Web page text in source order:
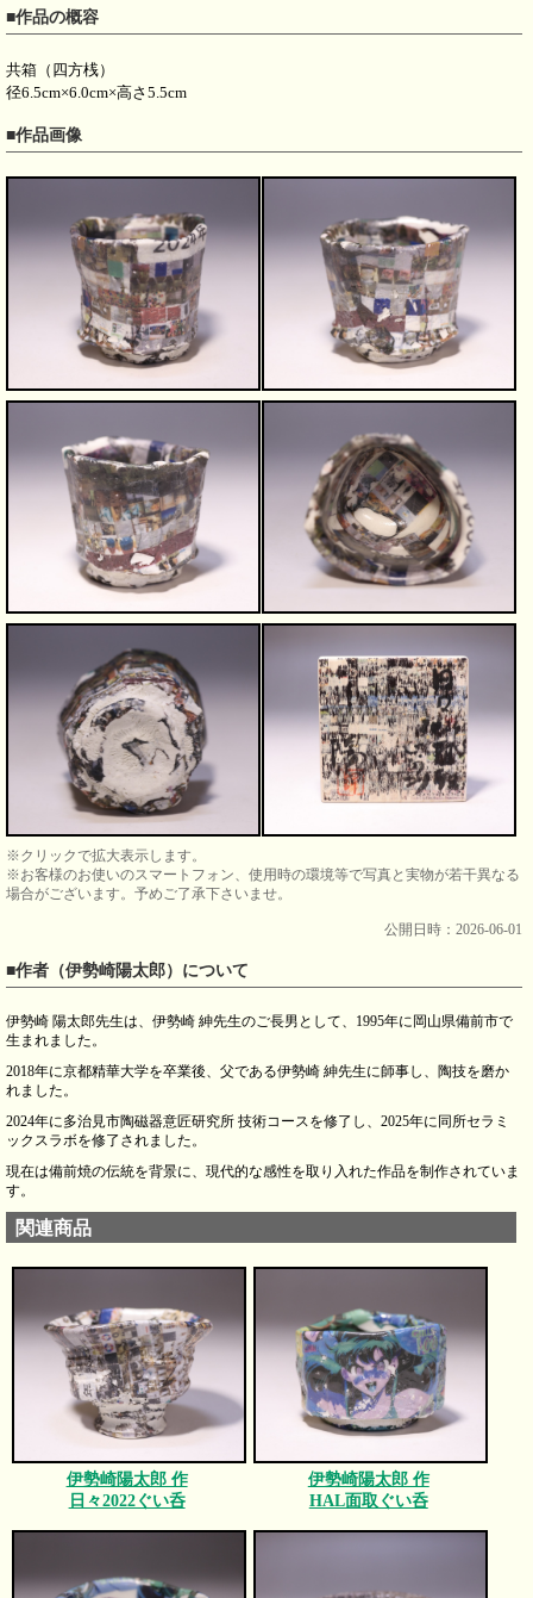
■作品の概容
共箱（四方桟）
径6.5cm×6.0cm×高さ5.5cm
■作品画像
※クリックで拡大表示します。
※お客様のお使いのスマートフォン、使用時の環境等で写真と実物が若干異なる
場合がございます。予めご了承下さいませ。
公開日時：2026-06-01
■作者（伊勢崎陽太郎）について
伊勢崎 陽太郎先生は、伊勢崎 紳先生のご長男として、1995年に岡山県備前市で
生まれました。
2018年に京都精華大学を卒業後、父である伊勢崎 紳先生に師事し、陶技を磨か
れました。
2024年に多治見市陶磁器意匠研究所 技術コースを修了し、2025年に同所セラミ
ックスラボを修了されました。
現在は備前焼の伝統を背景に、現代的な感性を取り入れた作品を制作されていま
す。
関連商品
伊勢崎陽太郎 作
日々2022ぐい呑
伊勢崎陽太郎 作
HAL面取ぐい呑